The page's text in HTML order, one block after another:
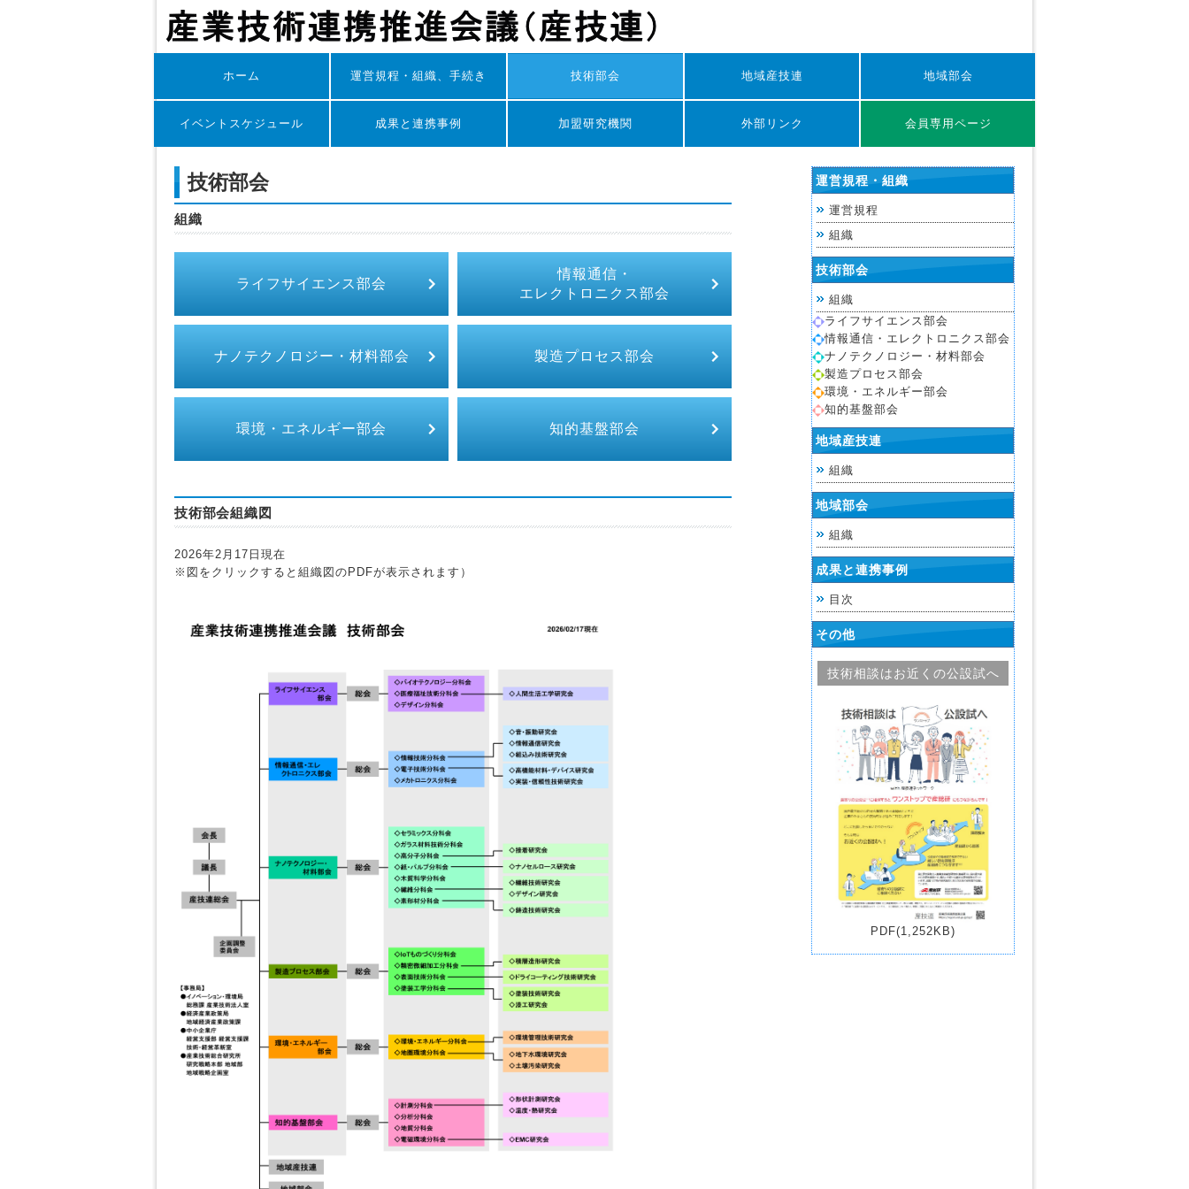
ホーム 運営規程・組織、手続き 技術部会 地域産技連 地域部会
イベントスケジュール 成果と連携事例 加盟研究機関 外部リンク 会員専用ページ
技術部会
組織
ライフサイエンス部会
情報通信・
エレクトロニクス部会
ナノテクノロジー・材料部会 製造プロセス部会
環境・エネルギー部会 知的基盤部会
技術部会組織図
2026年2月17日現在
※図をクリックすると組織図のPDFが表示されます）
運営規程・組織
運営規程
組織
技術部会
組織
ライフサイエンス部会
情報通信・エレクトロニクス部会
ナノテクノロジー・材料部会
製造プロセス部会
環境・エネルギー部会
知的基盤部会
地域産技連
組織
地域部会
組織
成果と連携事例
目次
その他
技術相談はお近くの公設試へ
PDF(1,252KB)